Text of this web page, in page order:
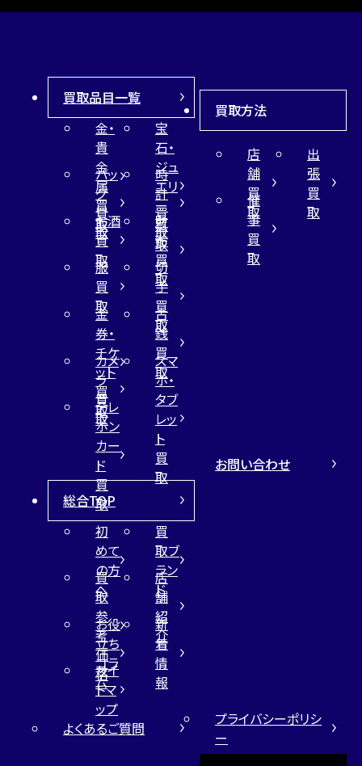
買取品目一覧
金・
貴
金
属
買
取
宝
石・
ジュ
エリ
ー
買
取
バッ
グ
買
取
時
計
買
取
お酒
買
取
財
布
買
取
服
買
取
切
手
買
取
金
券・
チケ
ット
買
取
古
銭
買
取
カメ
ラ
買
取
スマ
ホ・
タブ
レッ
ト
買
取
テレ
ホン
カー
ド
買
取
買取方法
店
舗
買
取
出
張
買
取
催
事
買
取
総合TOP
初
めて
の方
へ
買
取ブ
ラン
ド
買
取
参
考
価
格
店
舗
紹
介
お役
立ち
コラ
ム
新
着
情
報
サイ
トマ
ップ
お問い合わせ
よくあるご質問
プライバシーポリシ
ー